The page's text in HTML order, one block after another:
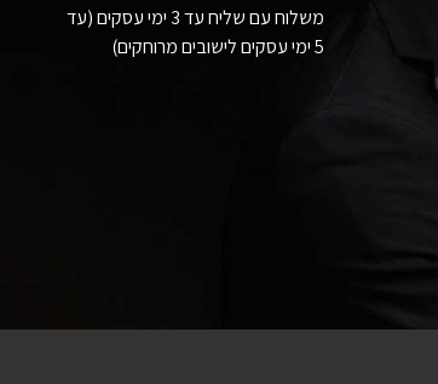
משלוח עם שליח עד 3 ימי עסקים (עד
5 ימי עסקים לישובים מרוחקים)